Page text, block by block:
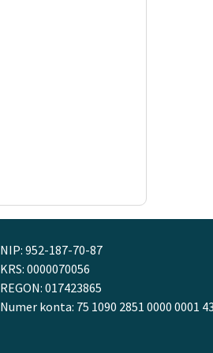
NIP: 952-187-70-87
KRS: 0000070056
REGON: 017423865
Numer konta: 75 1090 2851 0000 0001